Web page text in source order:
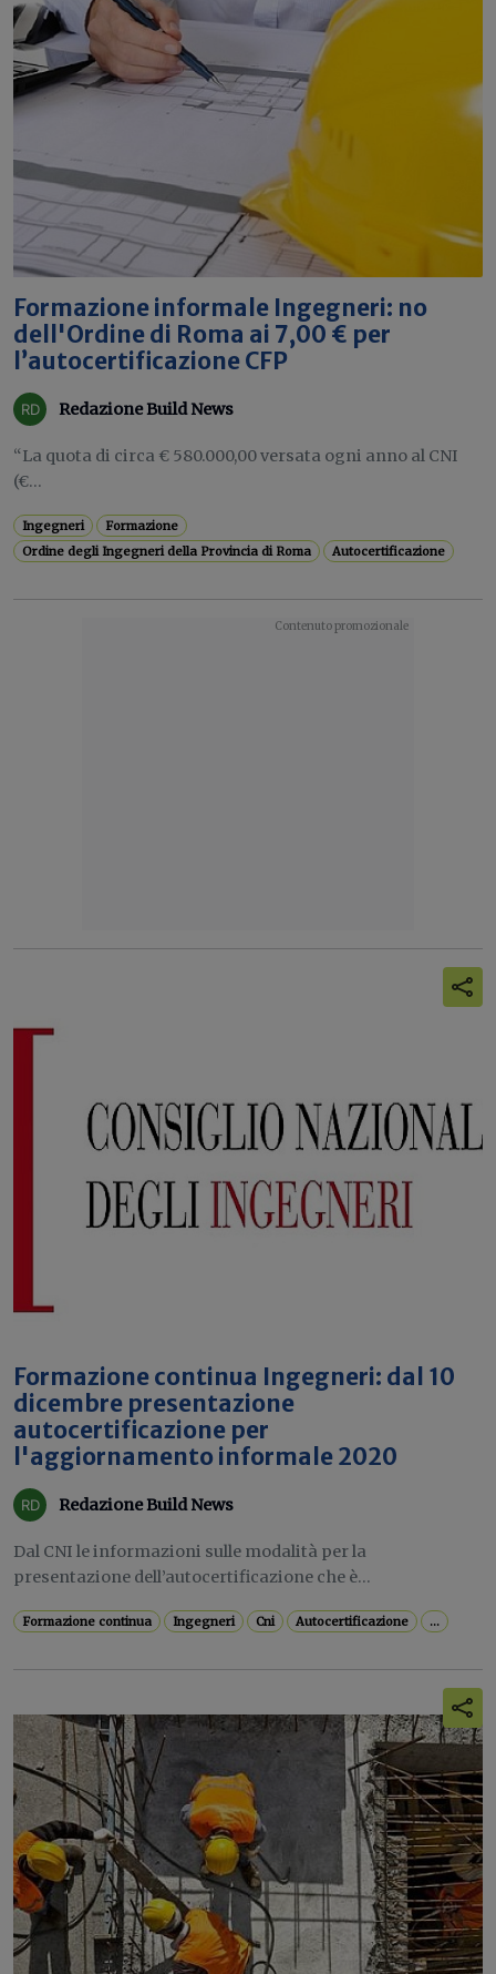
Formazione informale Ingegneri: no
dell'Ordine di Roma ai 7,00 € per
l’autocertificazione CFP
Redazione Build News
“La quota di circa € 580.000,00 versata ogni anno al CNI
(€...
Ingegneri
Formazione
Ordine degli Ingegneri della Provincia di Roma
Autocertificazione
Formazione continua Ingegneri: dal 10
dicembre presentazione
autocertificazione per
l'aggiornamento informale 2020
Redazione Build News
Dal CNI le informazioni sulle modalità per la
presentazione dell’autocertificazione che è...
Formazione continua Ingegneri Cni Autocertificazione ...